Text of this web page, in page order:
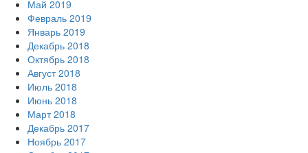
Май 2019
Февраль 2019
Январь 2019
Декабрь 2018
Октябрь 2018
Август 2018
Июль 2018
Июнь 2018
Март 2018
Декабрь 2017
Ноябрь 2017